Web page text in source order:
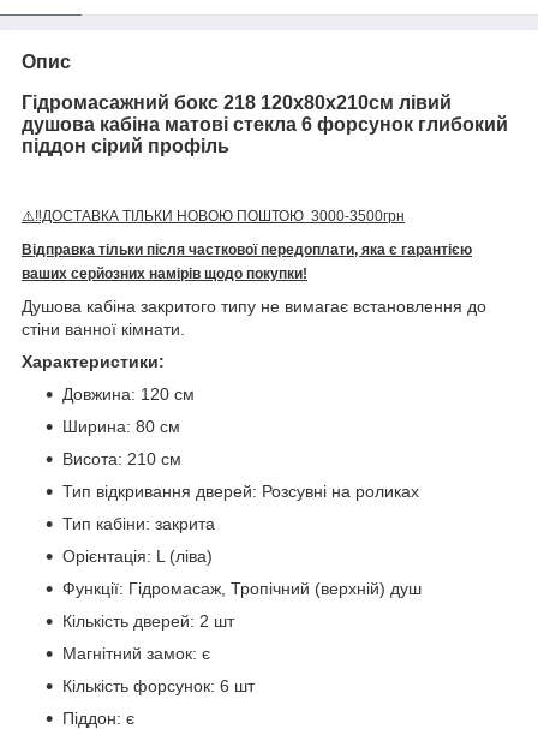
Опис
Гідромасажний бокс 218 120x80х210см лівий
душова кабіна матові стекла 6 форсунок глибокий
піддон сірий профіль
⚠️‼️ДОСТАВКА ТІЛЬКИ НОВОЮ ПОШТОЮ 3000-3500грн
Відправка тільки після часткової передоплати, яка є гарантією
ваших серйозних намірів щодо покупки!
Душова кабіна закритого типу не вимагає встановлення до
стіни ванної кімнати.
Характеристики:
Довжина: 120 см
Ширина: 80 см
Висота: 210 см
Тип відкривання дверей: Розсувні на роликах
Тип кабіни: закрита
Орієнтація: L (ліва)
Функції: Гідромасаж, Тропічний (верхній) душ
Кількість дверей: 2 шт
Магнітний замок: є
Кількість форсунок: 6 шт
Піддон: є